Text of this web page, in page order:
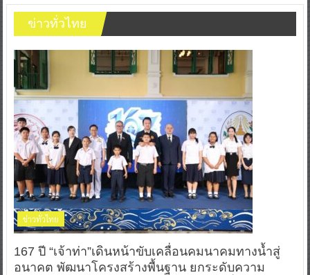
ข่าวทั่วไทย
ข่าวทั่วไทย
167 ปี “เจ้าท่า”เดินหน้าขับเคลื่อนคมนาคมทางน้ำสู่
อนาคต พัฒนาโครงสร้างพื้นฐาน ยกระดับความ